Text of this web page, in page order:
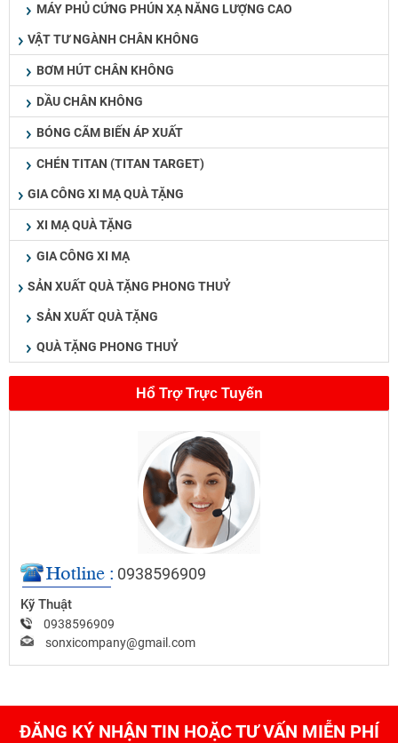
MÁY PHỦ CỨNG PHÚN XẠ NĂNG LƯỢNG CAO
VẬT TƯ NGÀNH CHÂN KHÔNG
BƠM HÚT CHÂN KHÔNG
DẦU CHÂN KHÔNG
BÓNG CÃM BIẾN ÁP XUẤT
CHÉN TITAN (TITAN TARGET)
GIA CÔNG XI MẠ QUÀ TẶNG
XI MẠ QUÀ TẶNG
GIA CÔNG XI MẠ
SẢN XUẤT QUÀ TẶNG PHONG THUỶ
SẢN XUẤT QUÀ TẶNG
QUÀ TẶNG PHONG THUỶ
Hổ Trợ Trực Tuyến
0938596909
Kỹ Thuật
0938596909
sonxicompany@gmail.com
ĐĂNG KÝ NHẬN TIN HOẶC TƯ VẤN MIỄN PHÍ